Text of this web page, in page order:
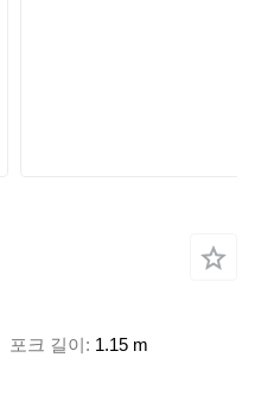
포크 길이 1.15 m